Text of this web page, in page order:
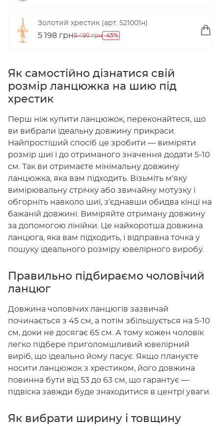
Золотий хрестик (арт. 521001н)
5 198 грн9 490 грн -45%
Як самостійно дізнатися свій
розмір ланцюжка на шию під
хрестик
Перш ніж купити ланцюжок, переконайтеся, що
ви вибрали ідеальну довжину прикраси.
Найпростіший спосіб це зробити — виміряти
розмір шиї і до отриманого значення додати 5-10
см. Так ви отримаєте мінімальну довжину
ланцюжка, яка вам підходить. Візьміть м‘яку
вимірювальну стрічку або звичайну мотузку і
обгорніть навколо шиї, з‘єднавши обидва кінці на
бажаній довжині. Виміряйте отриману довжину
за допомогою лінійки. Це найкоротша довжина
ланцюга, яка вам підходить, і відправна точка у
пошуку ідеального розміру ювелірного виробу.
Правильно підбираємо чоловічий
ланцюг
Довжина чоловічих ланцюгів зазвичай
починається з 45 см, а потім збільшується на 5-10
см, доки не досягає 65 см. А тому кожен чоловік
легко підбере приголомшливий ювелірний
виріб, що ідеально йому пасує. Якщо плануєте
носити ланцюжок з хрестиком, його довжина
повинна бути від 53 до 63 см, що гарантує —
підвіска завжди буде знаходитися в центрі уваги.
Як вибрати ширину і товщину